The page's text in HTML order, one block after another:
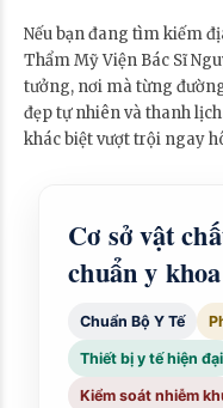
Nếu bạn đang tìm kiếm
Thẩm Mỹ Viện Bác Sĩ
tưởng, nơi mà từng
đẹp tự nhiên và thanh
khác biệt vượt trội ngay
Cơ sở vật
chuẩn y khoa
Chuẩn Bộ Y Tế
Thiết bị y tế hiện đại
Kiểm soát nhiễm